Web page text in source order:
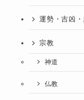
運勢・吉凶
宗教
神道
仏教